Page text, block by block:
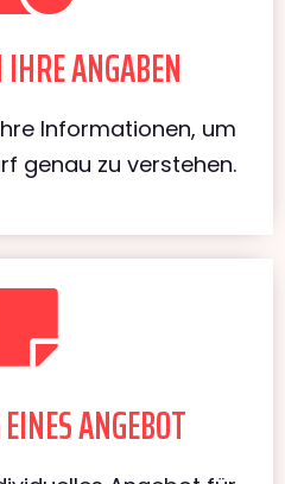
ANGABEN
Informationen, um
genau zu verstehen.
ANGEBOT